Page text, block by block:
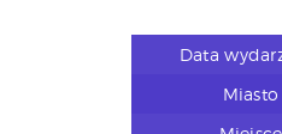
Data
Miasto